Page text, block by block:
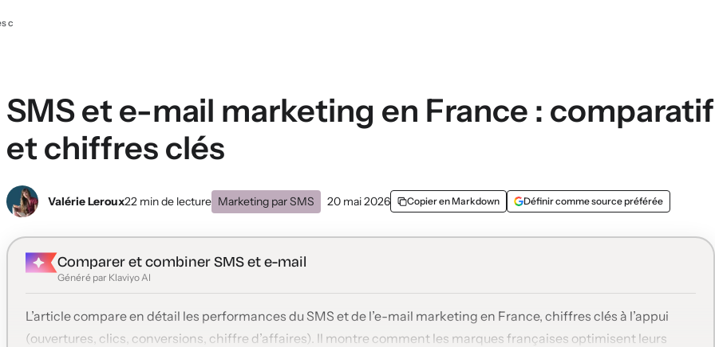
c
SMS et e-mail marketing en France : comparatif
et chiffres clés
Valérie Leroux22 min de lecture Marketing par SMS 20 mai 2026 Copier en Markdown Définir comme source préférée
Comparer et combiner SMS et e-mail
Généré par Klaviyo AI
L’article compare en détail les performances du SMS et de l’e-mail marketing en France, chiffres clés à l’appui
(ouvertures, clics, conversions, chiffre d’affaires). Il montre comment les marques françaises optimisent leurs